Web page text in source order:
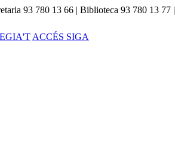
93 780 13 66 | Biblioteca 93 780 13 77 |
ACCÉS SIGA